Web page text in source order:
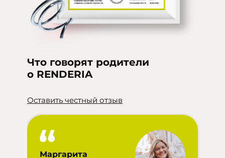
Что говорят родители
о RENDERIA
Оставить честный отзыв
Маргарита